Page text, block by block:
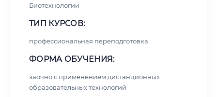
Биотехнологии
ТИП КУРСОВ:
профессиональная переподготовка
ФОРМА ОБУЧЕНИЯ:
заочно с применением дистанционных
образовательных технологий